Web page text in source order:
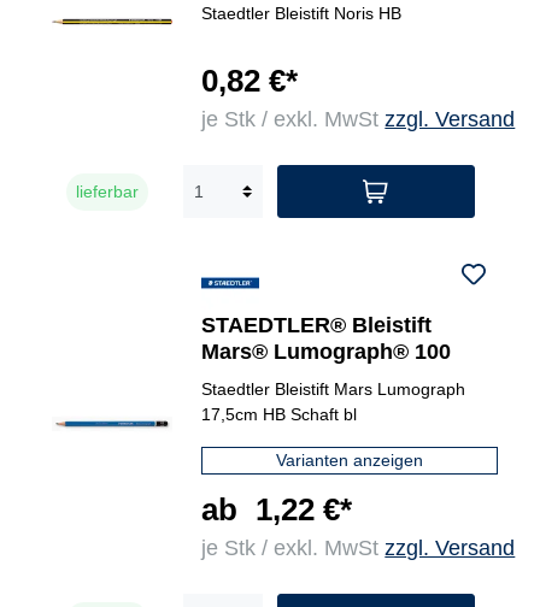
Staedtler Bleistift Noris HB
0,82 €*
je Stk / exkl. MwStzzgl. Versand
lieferbar
STAEDTLER® Bleistift
Mars® Lumograph® 100
Staedtler Bleistift Mars Lumograph
17,5cm HB Schaft bl
Varianten anzeigen
ab 1,22 €*
je Stk / exkl. MwStzzgl. Versand